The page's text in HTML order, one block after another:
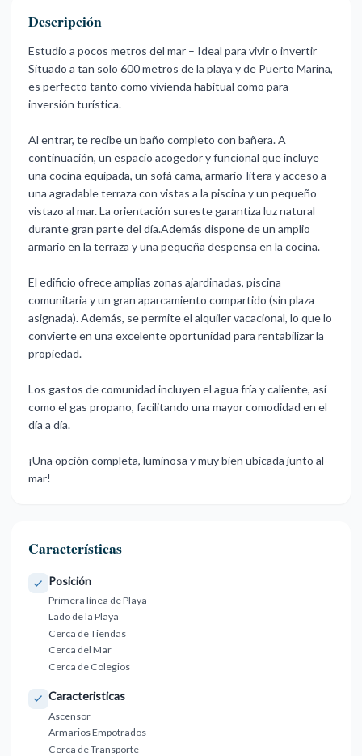
Descripción
Estudio a pocos metros del mar – Ideal para vivir o invertir
Situado a tan solo 600 metros de la playa y de Puerto Marina,
es perfecto tanto como vivienda habitual como para
inversión turística.
Al entrar, te recibe un baño completo con bañera. A
continuación, un espacio acogedor y funcional que incluye
una cocina equipada, un sofá cama, armario-litera y acceso a
una agradable terraza con vistas a la piscina y un pequeño
vistazo al mar. La orientación sureste garantiza luz natural
durante gran parte del día.Además dispone de un amplio
armario en la terraza y una pequeña despensa en la cocina.
El edificio ofrece amplias zonas ajardinadas, piscina
comunitaria y un gran aparcamiento compartido (sin plaza
asignada). Además, se permite el alquiler vacacional, lo que lo
convierte en una excelente oportunidad para rentabilizar la
propiedad.
Los gastos de comunidad incluyen ‌el ‌agua ‌fría ‌y caliente, ‌así
como el ‌gas ‌propano, facilitando ‌una ‌mayor ‌comodidad ‌en el
día ‌a día.
¡Una ‌opción completa, luminosa ‌y ‌muy ‌bien ‌ubicada ‌junto ‌al
‌mar!
Características
Posición
Primera línea de Playa
Lado de la Playa
Cerca de Tiendas
Cerca del Mar
Cerca de Colegios
Caracteristicas
Ascensor
Armarios Empotrados
Cerca de Transporte